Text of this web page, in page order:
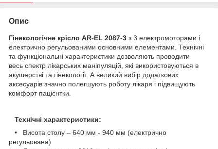
Опис
Гінекологічне крісло AR-EL 2087-3 з 3 електромоторами і
електрично регульованими основними елементами. Технічні
та функціональні характеристики дозволяють проводити
весь спектр лікарських маніпуляцій, які використовуються в
акушерстві та гінекології. А великий вибір додаткових
аксесуарів значно полегшують роботу лікаря і підвищують
комфорт пацієнтки.
Технічні характеристики:
• Висота столу – 640 мм - 940 мм (електрично
регульована)